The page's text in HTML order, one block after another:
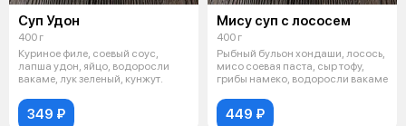
Суп Удон
400 г
Куриное филе, соевый соус,
лапша удон, яйцо, водоросли
вакаме, лук зеленый, кунжут.
349 ₽
Мису суп с лососем
400 г
Рыбный бульон хондаши, лосось,
мисо соевая паста, сыр тофу,
грибы намеко, водоросли вакаме
449 ₽